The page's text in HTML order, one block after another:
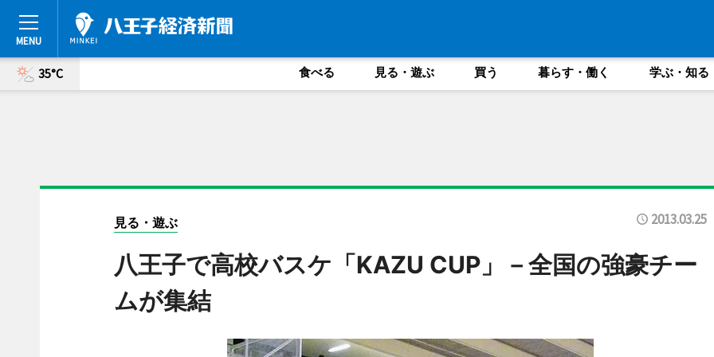
35°C 食べる 見る・遊ぶ 買う 暮らす・働く 学ぶ・知る
見る・遊ぶ 2013.03.25
八王子で高校バスケ「KAZU CUP」－全国の強豪チー
ムが集結